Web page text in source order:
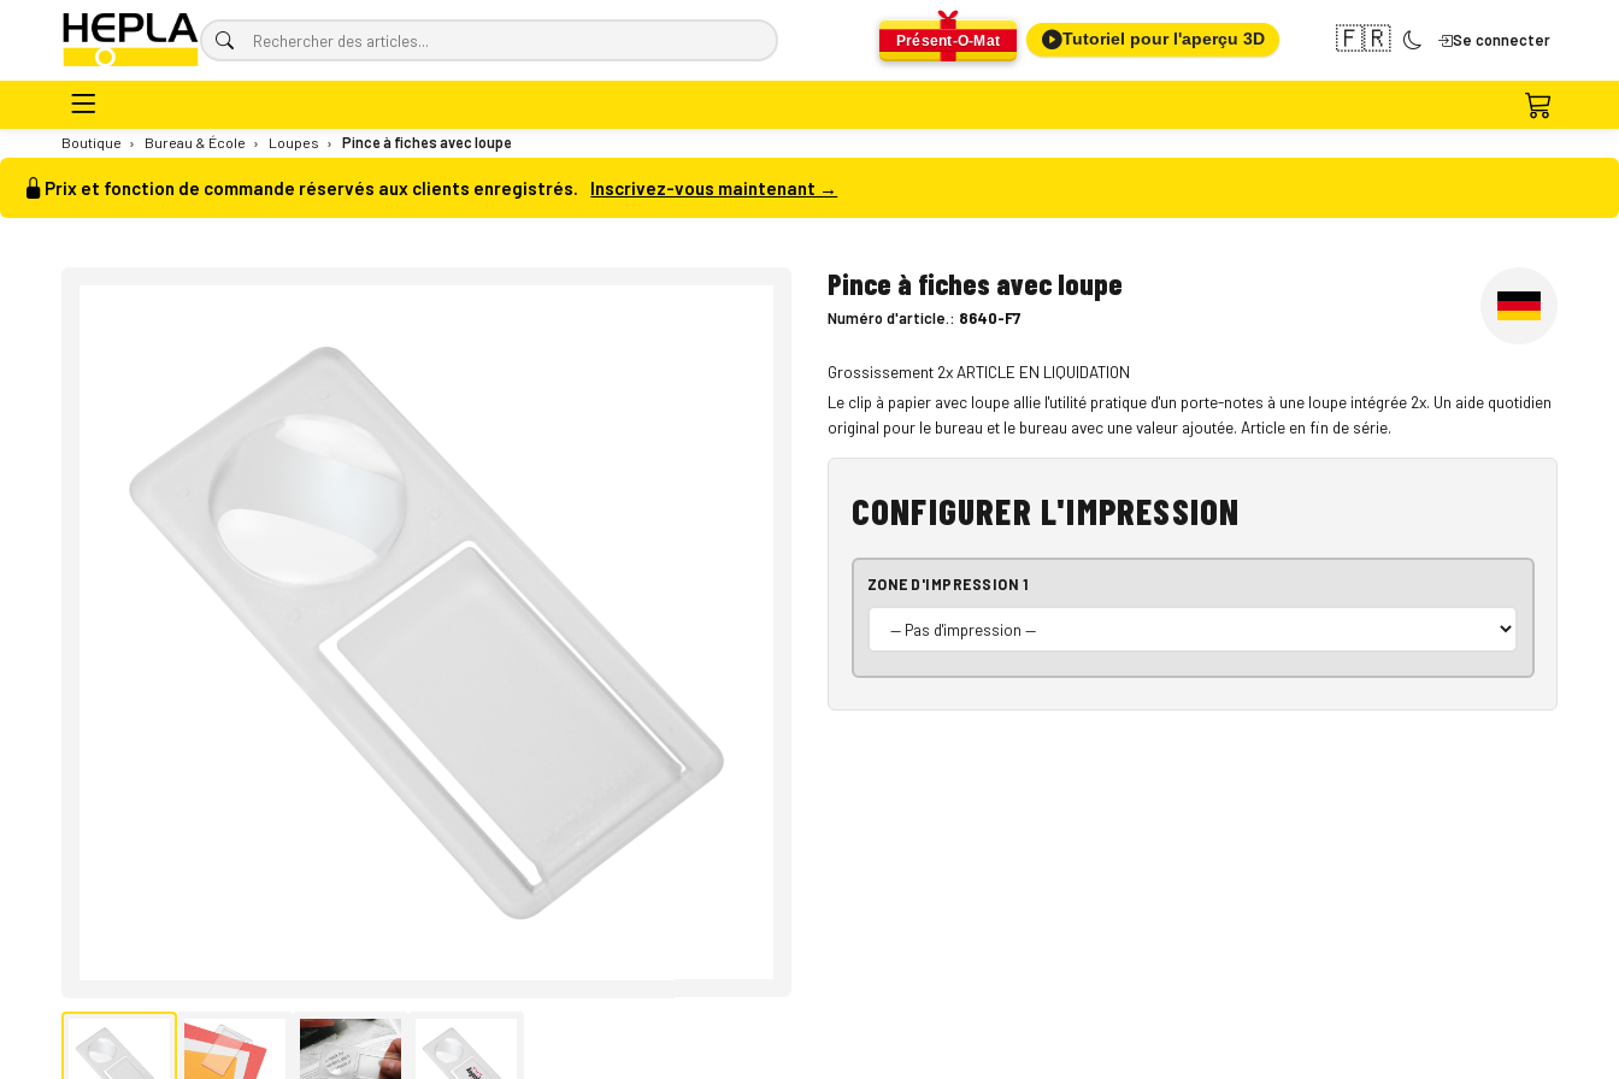
Présent-O-Mat Tutoriel pour l'aperçu 3D 🇫🇷 Se connecter
Boutique › Bureau & École › Loupes › Pince à fiches avec loupe
Prix et fonction de commande réservés aux clients enregistrés. Inscrivez-vous maintenant →
Pince à fiches avec loupe
Numéro d'article.: 8640-F7
Grossissement 2x ARTICLE EN LIQUIDATION
Le clip à papier avec loupe allie l'utilité pratique d'un porte-notes à une loupe intégrée 2x. Un aide quotidien
original pour le bureau et le bureau avec une valeur ajoutée. Article en fin de série.
CONFIGURER L'IMPRESSION
ZONE D'IMPRESSION 1